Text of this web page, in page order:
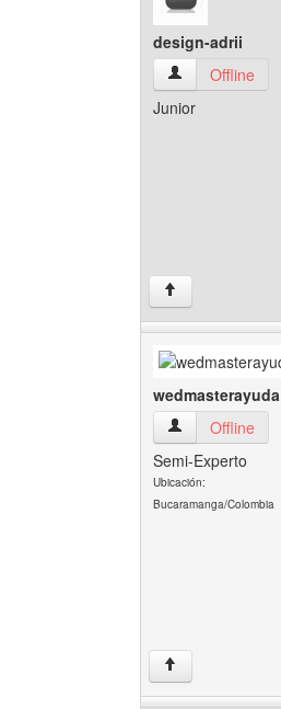
design-adrii
design-adrii
Offline
Junior
↑
wedmasterayuda
Offline
Semi-Experto
Ubicación:
Bucaramanga/Colombia
↑